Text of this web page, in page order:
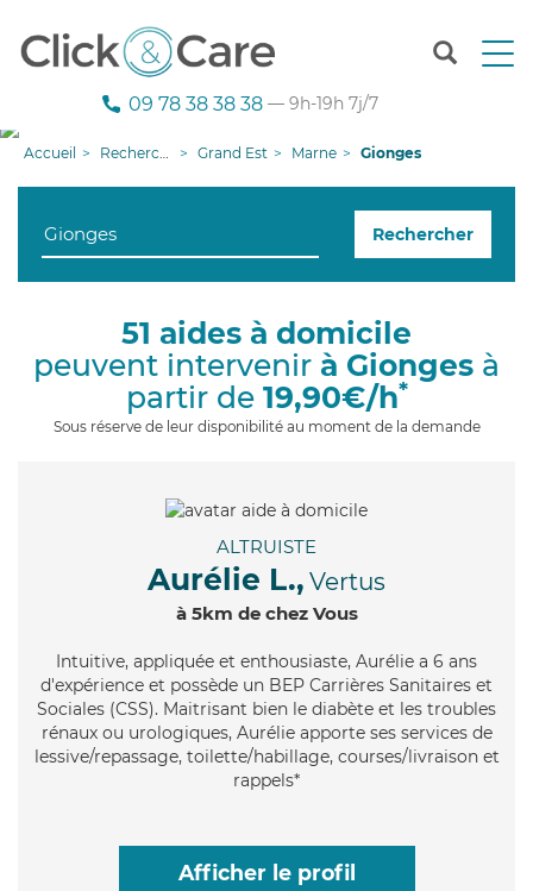
T
n
g
i
09 78 38 38 38 — 9h-19h 7j/7
Accueil Recherche aide à domicile Grand Est Marne Gionges
Rechercher
51 aides à domicile
peuvent intervenir à Gionges à
partir de 19,90€/h*
Sous réserve de leur disponibilité au moment de la demande
ALTRUISTE
Aurélie L., Vertus
à 5km de chez Vous
Intuitive, appliquée et enthousiaste, Aurélie a 6 ans
d'expérience et possède un BEP Carrières Sanitaires et
Sociales (CSS). Maitrisant bien le diabète et les troubles
rénaux ou urologiques, Aurélie apporte ses services de
lessive/repassage, toilette/habillage, courses/livraison et
rappels*
Afficher le profil